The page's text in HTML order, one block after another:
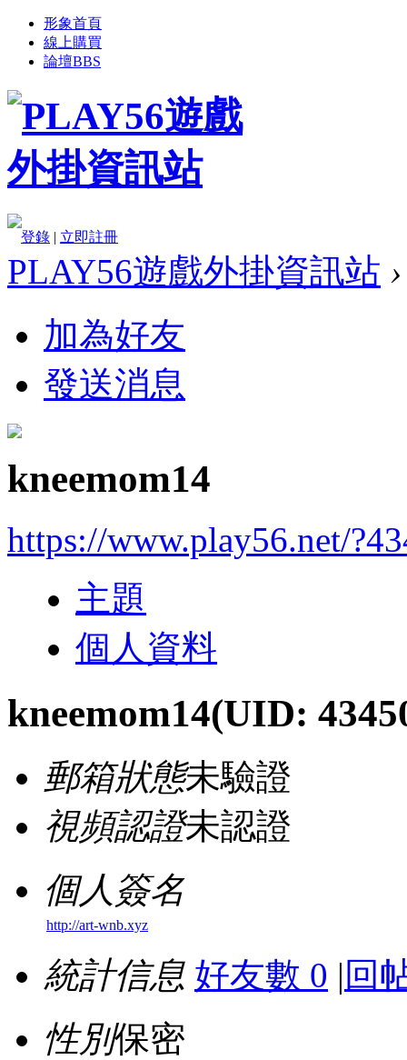
形象首頁
線上購買
論壇BBS
登錄 | 立即註冊
PLAY56遊戲外掛資訊站 ›
加為好友
發送消息
kneemom14
https://www.play56.net/
主題
個人資料
kneemom14(UID:
郵箱狀態未驗證
視頻認證未認證
個人簽名
http://art-wnb.xyz
統計信息 好友數 0 | 回
性別保密